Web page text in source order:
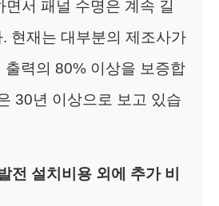
서 패널 수명은 계속 길
현재는 대부분의 제조사가
출력의 80% 이상을 보증합
30년 이상으로 보고 있습
전 설치비용 외에 추가 비